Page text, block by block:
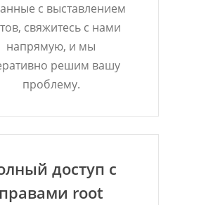
с выставлением
свяжитесь с нами
напрямую, и мы
решим вашу
проблему.
доступ с
правами root